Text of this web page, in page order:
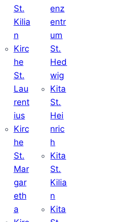
St.
Kilia
n
Kirc
he
St.
Lau
rent
ius
Kirc
he
St.
Mar
gar
eth
a
enz
entr
um
St.
Hed
wig
Kita
St.
Hei
nric
h
Kita
St.
Kilia
n
Kita